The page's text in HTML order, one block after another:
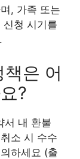
, 가족 또는
청 시기를
은 어
?
서 내 환불
소 시 수수
하세요 (출